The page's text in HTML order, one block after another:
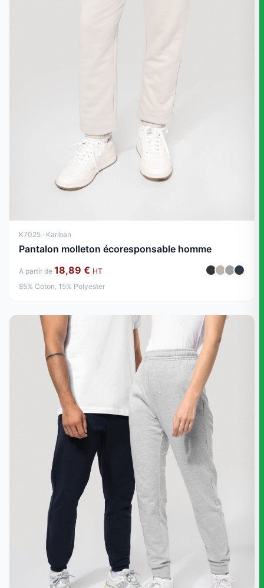
K7025 · Kariban
Pantalon molleton écoresponsable homme
A partir de 18,89 € HT
85% Coton, 15% Polyester